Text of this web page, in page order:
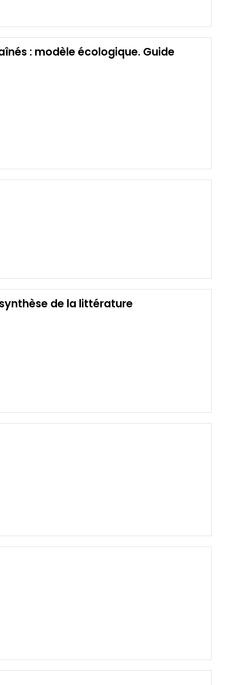
: modèle écologique. Guide
de la littérature